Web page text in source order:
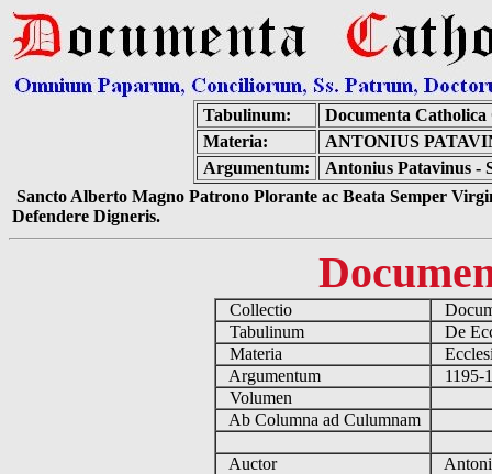
Tabulinum:
Documenta Catholica
Materia:
ANTONIUS
Argumentum:
Antonius Patavinus -
Sancto Alberto Magno Patrono Plorante ac Beata Semper
Defendere Digneris.
Collectio
Tabulinum
De
Materia
Argumentum
1195-
Volumen
Ab Columna ad Culumnam
Auctor